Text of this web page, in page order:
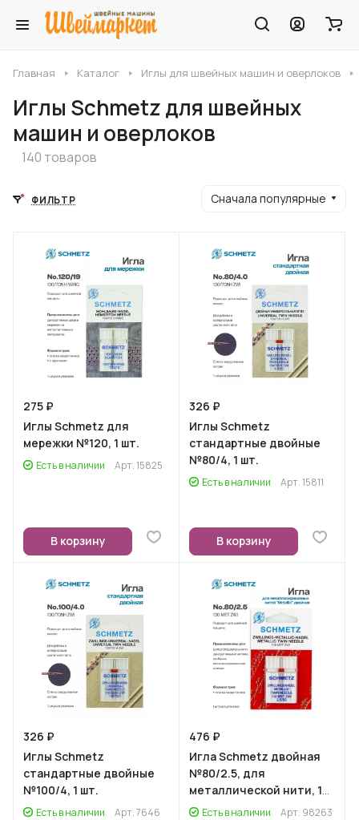
Главная Каталог Иглы для швейных машин и оверлоков
Иглы Schmetz для швейных
машин и оверлоков
140 товаров
ФИЛЬТР Сначала популярные
275 ₽
Иглы Schmetz для
мережки №120, 1 шт.
Есть в наличии Арт.15825
В корзину
326 ₽
Иглы Schmetz
стандартные двойные
№80/4, 1 шт.
Есть в наличии Арт.15811
В корзину
326 ₽
Иглы Schmetz
стандартные двойные
№100/4, 1 шт.
Есть в наличии Арт.7646
476 ₽
Игла Schmetz двойная
№80/2.5, для
металлической нити, 1
шт.Есть в наличии Арт. 98263